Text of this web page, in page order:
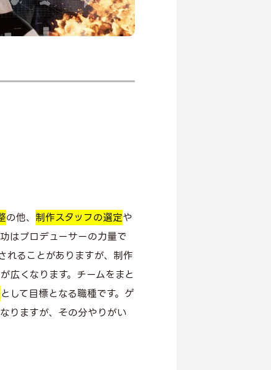
の他、 制作スタッフの選定や
はプロデューサーの力量で
れることがありますが、制作
広くなります。チームをまと
として目標となる職種です。ゲ
りますが、その分やりがい